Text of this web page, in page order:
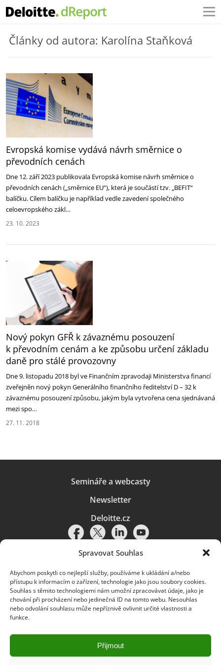
Spravovat Souhlas
Abychom poskytli co nejlepší služby, používáme k ukládání a/nebo
přístupu k informacím o zařízení, technologie jako jsou soubory cookies.
Souhlas s těmito technologiemi nám umožní zpracovávat údaje, jako je
chování při procházení nebo jedinečná ID na tomto webu. Nesouhlas
nebo odvolání souhlasu může nepříznivě ovlivnit určité vlastnosti a
funkce.
Přijmout
Články od autora: Karolína Staňková
Evropská komise vydává návrh směrnice o
převodních cenách
Dne 12. září 2023 publikovala Evropská komise návrh směrnice o
převodních cenách („směrnice EU“), která je součástí tzv. „BEFIT“
balíčku. Cílem balíčku je například vedle zavedení společného
celoevropského zákl…
23. 10. 2023
Nový pokyn GFŘ k závaznému posouzení
k převodním cenám a ke způsobu určení základu
daně pro stálé provozovny
Dne 9. listopadu 2018 byl ve Finančním zpravodaji Ministerstva financí
zveřejněn nový pokyn Generálního finančního ředitelství D – 32 k
závaznému posouzení způsobu, jakým byla vytvořena cena sjednávaná
mezi spo…
27. 11. 2018
Semináře a webcasty
Newsletter
Deloitte.cz
Pravidla používání|Ochrana osobních údajů|Soubory cookies |
Deloitte.cz
© 2026. Více informací najdete vPravidlech používání.
Deloitte označuje jednu či více společností globální sítě členských
a přidružené subjekty (souhrnně „organizace Deloitte“). Společnost DTTL
(rovněž označovaná jako „Deloitte Global“) a každá z jejích členských
společností a jejich přidružených subjektů je samostatným a nezávislým
právním subjektem, který není oprávněn zavazovat nebo přijímat závazky